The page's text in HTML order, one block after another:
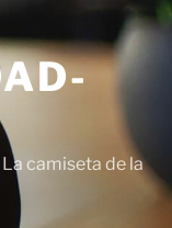
camiseta de la